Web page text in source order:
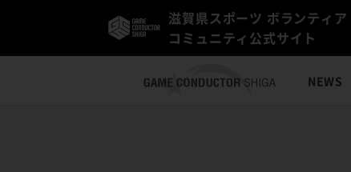
滋賀県スポーツ ボランティア
コミュニティ公式サイト
NEWS